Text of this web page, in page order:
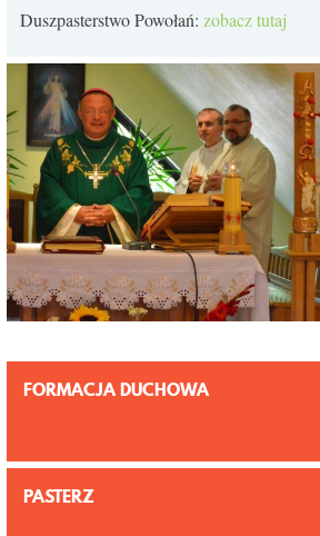
Duszpasterstwo Powołań: zobacz tutaj
FORMACJA DUCHOWA
PASTERZ